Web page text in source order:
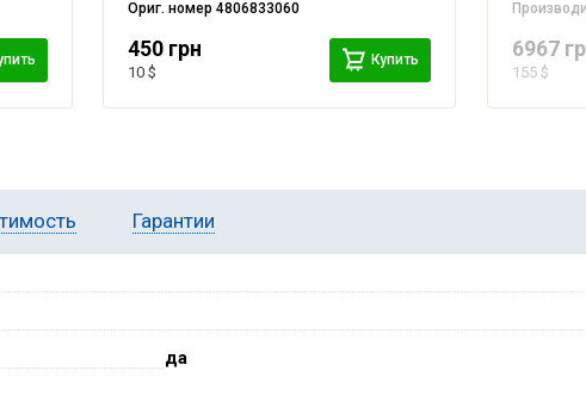
Ориг. номер4806833060
450 грн
10 $
Купить 6967
155 $
Гарантии
да